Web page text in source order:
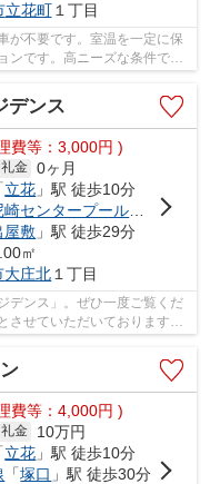
立花町１丁目
が不要です。室温を一定に保
ンです。高ニーズな条件であ
デンス
費等：3,000円 )
礼金 0ヶ月
立花 」駅 徒歩10分
崎センタープール前
」駅 徒
屋敷 」駅 徒歩29分
㎡
大庄北 １丁目
デンス」。ぜひ一度ご覧くだ
させていただいております◎
費等：4,000円 )
礼金
10万円
立花 」駅 徒歩10分
「塚口 」駅 徒歩30分